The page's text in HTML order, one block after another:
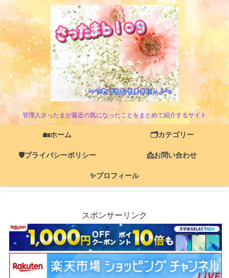
管理人さったまが最近の気になったことをまとめて紹介するサイト
🏡ホーム 🗂️カテゴリー
🛡️プライバシーポリシー 📩お問い合わせ
✨プロフィール
スポンサーリンク